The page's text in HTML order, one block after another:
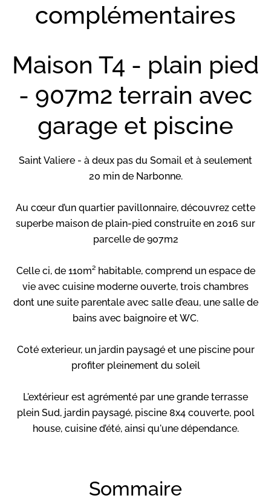
complémentaires
Maison T4 - plain pied
- 907m2 terrain avec
garage et piscine
Saint Valiere - à deux pas du Somail et à seulement
20 min de Narbonne.
Au cœur d’un quartier pavillonnaire, découvrez cette
superbe maison de plain-pied construite en 2016 sur
parcelle de 907m2
Celle ci, de 110m² habitable, comprend un espace de
vie avec cuisine moderne ouverte, trois chambres
dont une suite parentale avec salle d’eau, une salle de
bains avec baignoire et WC.
Coté exterieur, un jardin paysagé et une piscine pour
profiter pleinement du soleil
L'extérieur est agrémenté par une grande terrasse
plein Sud, jardin paysagé, piscine 8x4 couverte, pool
house, cuisine d’été, ainsi qu'une dépendance.
Sommaire